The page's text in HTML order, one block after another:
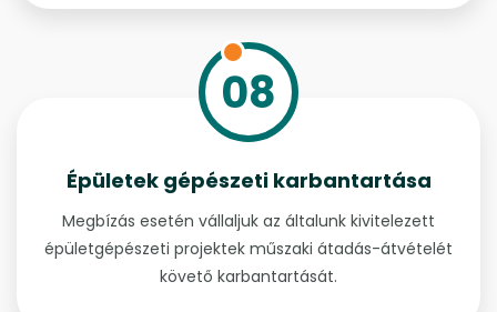
08
Épületek gépészeti karbantartása
Megbízás esetén vállaljuk az általunk kivitelezett
épületgépészeti projektek műszaki átadás-átvételét
követő karbantartását.